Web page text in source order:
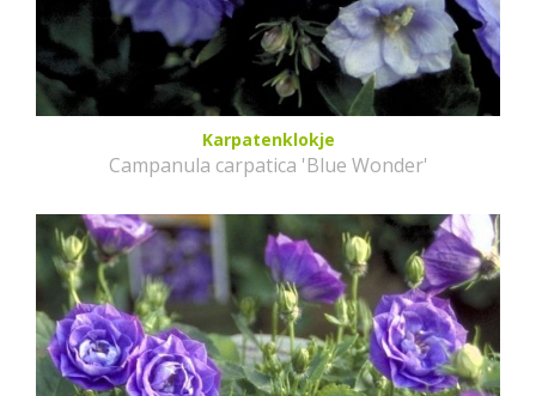
Karpatenklokje
Campanula carpatica 'Blue Wonder'